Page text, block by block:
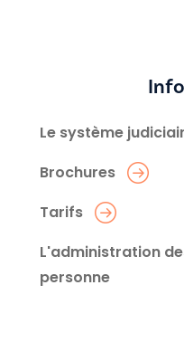
Le système
Brochures
Tarifs
L'administration
personne